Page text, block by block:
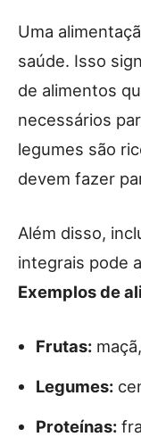
Uma
saúde. Isso
de alimentos
necessários
legumes são
devem fazer
Além disso,
integrais pode
Exemplos de
Frutas:
Legumes:
Proteínas: